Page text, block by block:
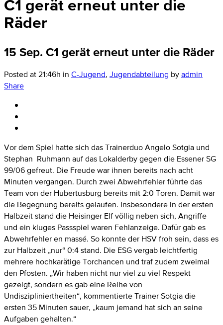
C1 gerät erneut unter die
Räder
15 Sep. C1 gerät erneut unter die Räder
Posted at 21:46h in C-Jugend, Jugendabteilung byadmin
Share
Vor dem Spiel hatte sich das Trainerduo Angelo Sotgia und
Stephan Ruhmann auf das Lokalderby gegen die Essener SG
99/06 gefreut. Die Freude war ihnen bereits nach acht
Minuten vergangen. Durch zwei Abwehrfehler führte das
Team von der Hubertusburg bereits mit 2:0 Toren. Damit war
die Begegnung bereits gelaufen. Insbesondere in der ersten
Halbzeit stand die Heisinger Elf völlig neben sich, Angriffe
und ein kluges Passspiel waren Fehlanzeige. Dafür gab es
Abwehrfehler en massé. So konnte der HSV froh sein, dass es
zur Halbzeit „nur“ 0:4 stand. Die ESG vergab leichtfertig
mehrere hochkarätige Torchancen und traf zudem zweimal
den Pfosten. „Wir haben nicht nur viel zu viel Respekt
gezeigt, sondern es gab eine Reihe von
Undiszipliniertheiten“, kommentierte Trainer Sotgia die
ersten 35 Minuten sauer, „kaum jemand hat sich an seine
Aufgaben gehalten.“